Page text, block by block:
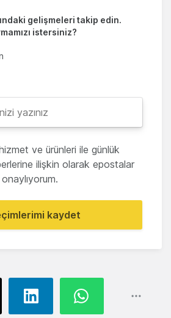
gelişmeleri takip edin.
istersiniz?
ve ürünleri ile günlük
ilişkin olarak epostalar
kaydet